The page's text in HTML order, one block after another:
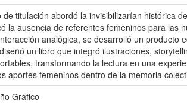
de titulación abordó la invisibilizarían histórica
la ausencia de referentes femeninos para las
analógica, se desarrolló un
un libro que integró ilustraciones,
transformando la lectura en una
aportes femeninos dentro de la memoria
Gráfico